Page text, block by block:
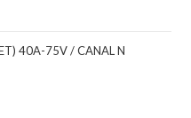
40A-75V / CANAL N